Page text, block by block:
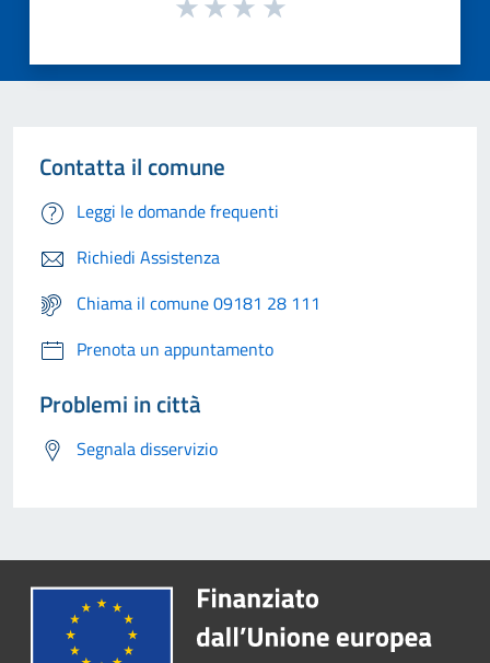
Contatta il comune
Leggi le domande frequenti
Richiedi Assistenza
Chiama il comune 09181 28 111
Prenota un appuntamento
Problemi in città
Segnala disservizio